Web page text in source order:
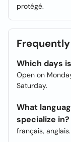
protégé.
Which days
Open on
Saturday.
What
specialize in?
français, anglais.